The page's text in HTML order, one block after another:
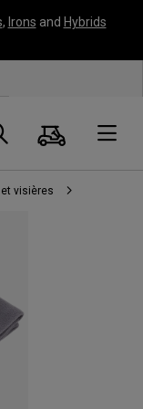
, Irons and Hybrids
Panier
visières